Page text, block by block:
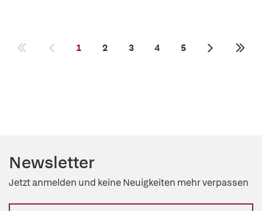
1 2 3 4 5
Newsletter
Jetzt anmelden und keine Neuigkeiten mehr verpassen